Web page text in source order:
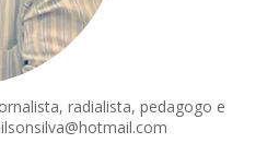
radialista, pedagogo e